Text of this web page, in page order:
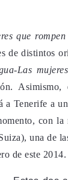
que
de distintos
Las
Asimismo,
Tenerife a
con
una de
de este 2014.